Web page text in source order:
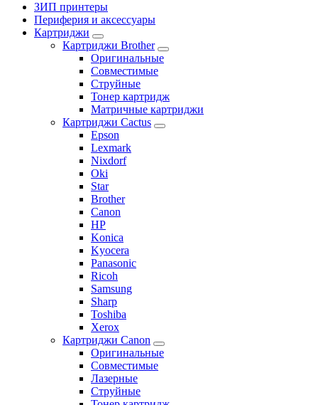
ЗИП принтеры
Периферия и аксессуары
Картриджи
Картриджи Brother
Оригинальные
Совместимые
Струйные
Тонер картридж
Матричные картриджи
Картриджи Cactus
Epson
Lexmark
Nixdorf
Oki
Star
Brother
Canon
HP
Konica
Kyocera
Panasonic
Ricoh
Samsung
Sharp
Toshiba
Xerox
Картриджи Canon
Оригинальные
Совместимые
Лазерные
Струйные